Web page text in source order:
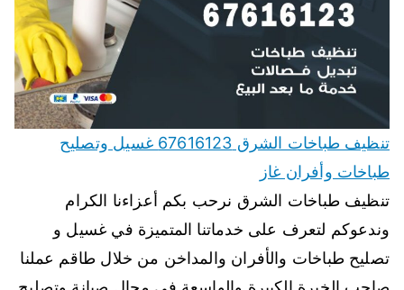
تنظيف طباخات الشرق 67616123 غسيل وتصليح
طباخات وأفران غاز
تنظيف طباخات الشرق نرحب بكم أعزاءنا الكرام
وندعوكم لتعرف على خدماتنا المتميزة في غسيل و
تصليح طباخات والأفران والمداخن من خلال طاقم عملنا